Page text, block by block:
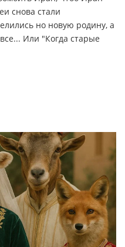
снова стали
но новую родину, а
Или "Когда старые